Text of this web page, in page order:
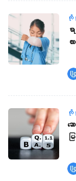
ကို
လား
ကို
ဆ